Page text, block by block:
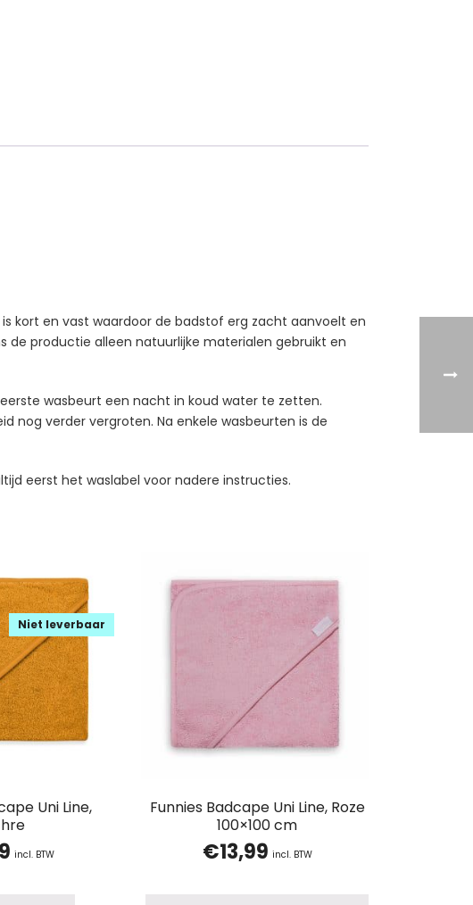
kort en vast waardoor de badstof erg zacht aanvoelt en
de productie alleen natuurlijke materialen gebruikt en
wasbeurt een nacht in koud water te zetten.
nog verder vergroten. Na enkele wasbeurten is de
eerst het waslabel voor nadere instructies.
Uni Line,
Niet leverbaar
incl. BTW
Funnies Badcape Uni Line, Roze
100×100 cm
€13,99 incl. BTW